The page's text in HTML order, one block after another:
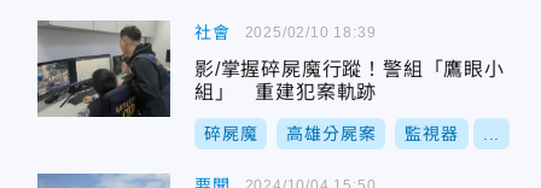
社會
影/掌握碎屍魔行蹤！警組「鷹眼小
組」 重建犯案軌跡
碎屍魔 高雄分屍案 監視器
2025/02/10 18:39